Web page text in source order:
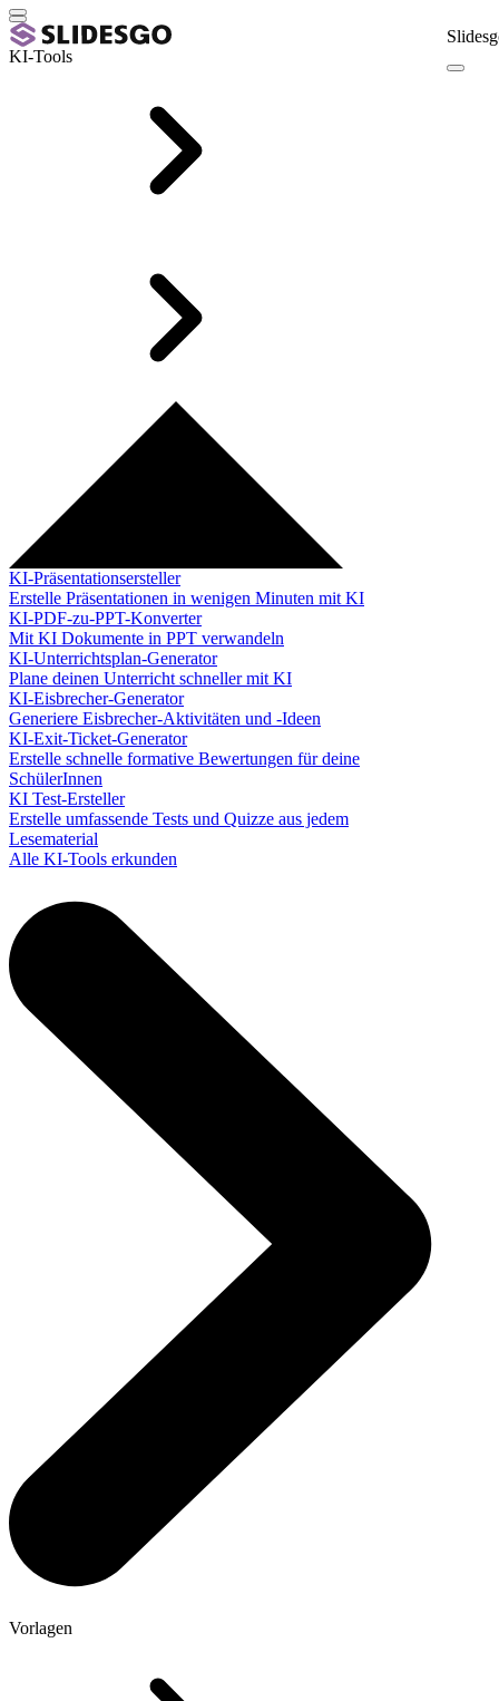
KI-Tools
KI-Präsentationsersteller
Erstelle Präsentationen in wenigen Minuten mit KI
KI-PDF-zu-PPT-Konverter
Mit KI Dokumente in PPT verwandeln
KI-Unterrichtsplan-Generator
Plane deinen Unterricht schneller mit KI
KI-Eisbrecher-Generator
Generiere Eisbrecher-Aktivitäten und -Ideen
KI-Exit-Ticket-Generator
Erstelle schnelle formative Bewertungen für deine
SchülerInnen
KI Test-Ersteller
Erstelle umfassende Tests und Quizze aus jedem
Lesematerial
Alle KI-Tools erkunden
Vorlagen